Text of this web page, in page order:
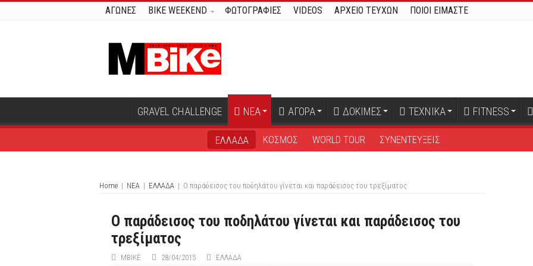
ΑΓΩΝΕΣ BIKE WEEKEND ΦΩΤΟΓΡΑΦΙΕΣ VIDEOS ΑΡΧΕΙΟ ΤΕΥΧΩΝ ΠΟΙΟΙ ΕΙΜΑΣΤΕ
GRAVEL CHALLENGE ΝΕΑ ΑΓΟΡΑ ΔΟΚΙΜΕΣ ΤΕΧΝΙΚΑ FITNESS
ΕΛΛΑΔΑ ΚΟΣΜΟΣ WORLD TOUR ΣΥΝΕΝΤΕΥΞΕΙΣ
Home | ΝΕΑ | ΕΛΛΑΔΑ | Ο παράδεισος του ποδηλάτου γίνεται και παράδεισος του τρεξίματος
Ο παράδεισος του ποδηλάτου γίνεται και παράδεισος του
τρεξίματος
ΜΒIKE 28/04/2015 ΕΛΛΑΔΑ